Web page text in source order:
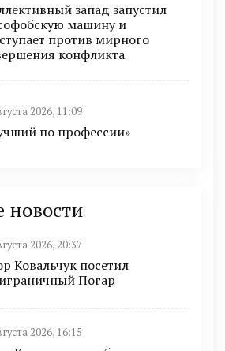
запад запустил
машину и
против мирного
конфликта
2026, 11:09
по профессии»
новости
2026, 20:37
Ковальчук посетил
Погар
2026, 16:15